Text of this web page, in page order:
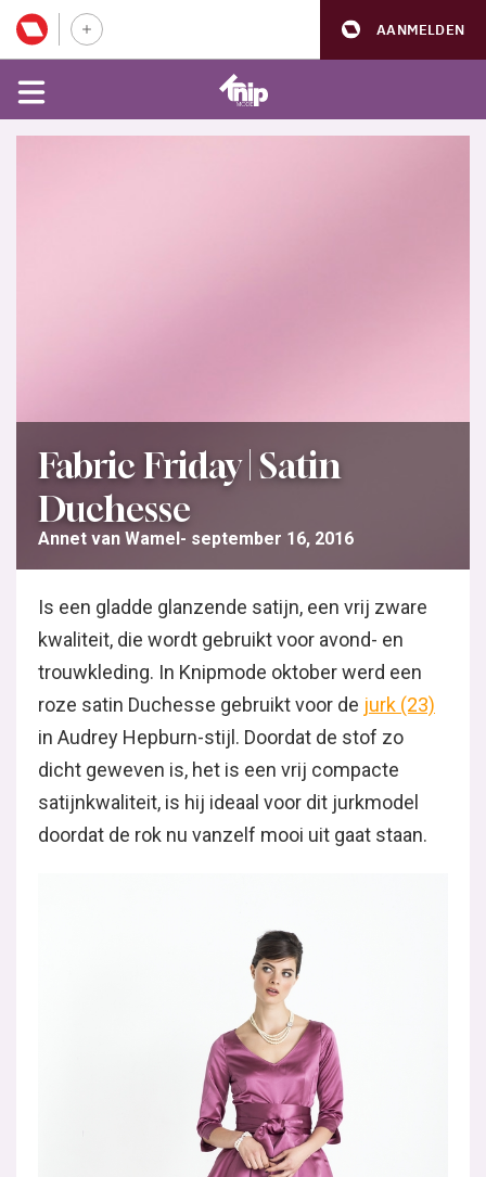
AANMELDEN
Fabric Friday | Satin
Duchesse
Annet van Wamel september 16, 2016
Is een gladde glanzende satijn, een vrij zware
kwaliteit, die wordt gebruikt voor avond- en
trouwkleding. In Knipmode oktober werd een
roze satin Duchesse gebruikt voor de jurk (23)
in Audrey Hepburn-stijl. Doordat de stof zo
dicht geweven is, het is een vrij compacte
satijnkwaliteit, is hij ideaal voor dit jurkmodel
doordat de rok nu vanzelf mooi uit gaat staan.